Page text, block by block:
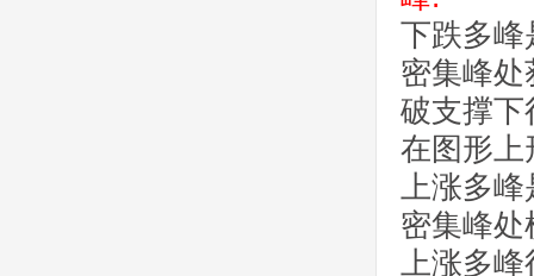
下跌多峰
密集峰
破支撑下
在图形上
上涨多
密集峰
上涨多